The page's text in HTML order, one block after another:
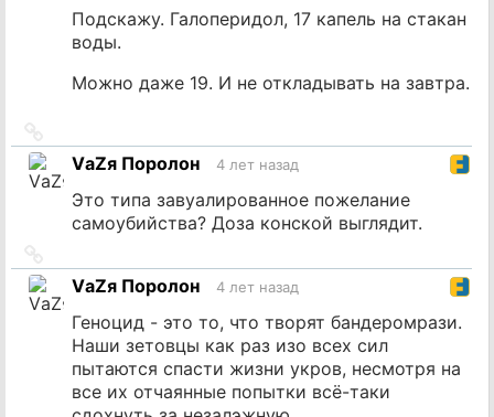
Подскажу. Галоперидол, 17 капель на стакан
воды.
Можно даже 19. И не откладывать на завтра.
на
источник
VаZя Поролон 4 лет назад
Это типа завуалированное пожелание
самоубийства? Доза конской выглядит.
на
источник
VаZя Поролон 4 лет назад
Геноцид - это то, что творят бандеромрази.
Наши зетовцы как раз изо всех сил
пытаются спасти жизни укров, несмотря на
все их отчаянные попытки всё-таки